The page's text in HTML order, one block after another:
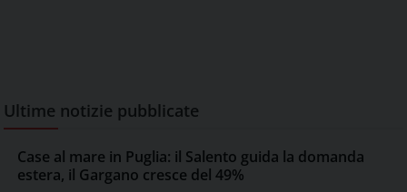
Ultime notizie pubblicate
Case al mare in Puglia: il Salento guida la domanda
estera, il Gargano cresce del 49%